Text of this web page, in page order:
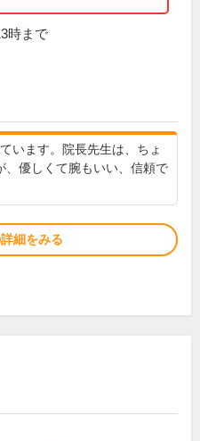
時まで
います。院長先生は、ちょ
、優しくて腕もいい、信頼で
細をみる